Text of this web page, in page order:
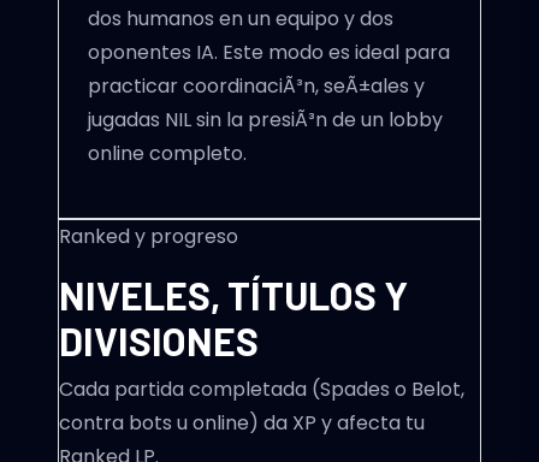
dos humanos en un equipo y dos
oponentes IA. Este modo es ideal para
practicar coordinaciÃ³n, seÃ±ales y
jugadas NIL sin la presiÃ³n de un lobby
online completo.
Ranked y progreso
NIVELES, TÍTULOS Y
DIVISIONES
Cada partida completada (Spades o Belot,
contra bots u online) da XP y afecta tu